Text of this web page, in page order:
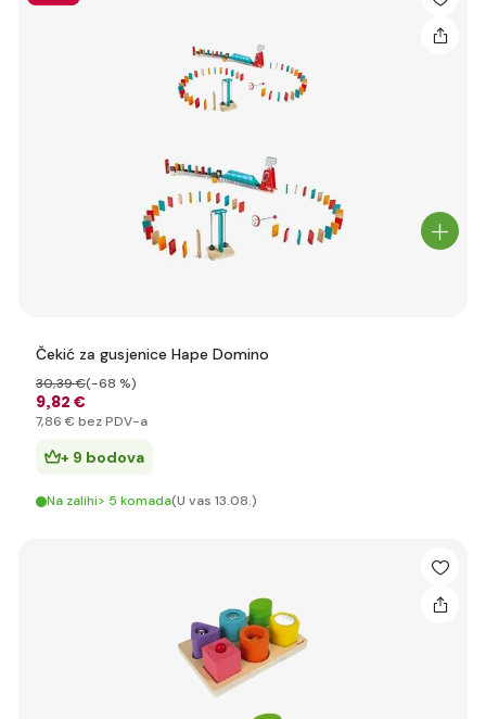
Čekić za gusjenice Hape Domino
9,82 €
30,39 €(-68 %)
7,86 € bez PDV-a
+ 9 bodova
Na zalihi> 5 komada(U vas 13.08.)